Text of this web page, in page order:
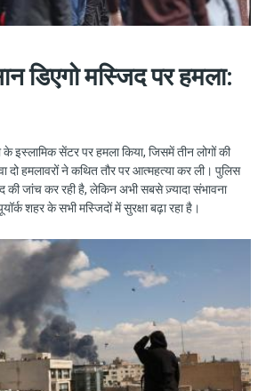
डिएगो मस्जिद पर हमला:
के इस्लामिक सेंटर पर हमला किया, जिसमें तीन लोगों की
दो हमलावरों ने कथित तौर पर आत्महत्या कर ली। पुलिस
जांच कर रही है, लेकिन अभी सबसे ज़्यादा संभावना
शहर के सभी मस्जिदों में सुरक्षा बढ़ा रहा है।